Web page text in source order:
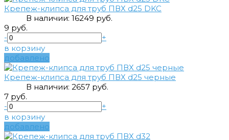
Крепеж-клипса для труб ПВХ d25 DKC
В наличии:16249 руб.
9 руб.
-
+
в корзину
добавлено
Крепеж-клипса для труб ПВХ d25 черные
В наличии:2657 руб.
7 руб.
-
+
в корзину
добавлено